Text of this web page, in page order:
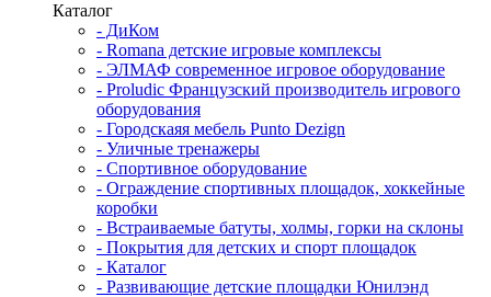
Каталог
- ДиКом
- Romana детские игровые комплексы
- ЭЛМАФ современное игровое оборудование
- Proludic Французский производитель игрового
оборудования
- Городскаяя мебель Punto Dezign
- Уличные тренажеры
- Спортивное оборудование
- Ограждение спортивных площадок, хоккейные
коробки
- Встраиваемые батуты, холмы, горки на склоны
- Покрытия для детских и спорт площадок
- Каталог
- Развивающие детские площадки Юнилэнд